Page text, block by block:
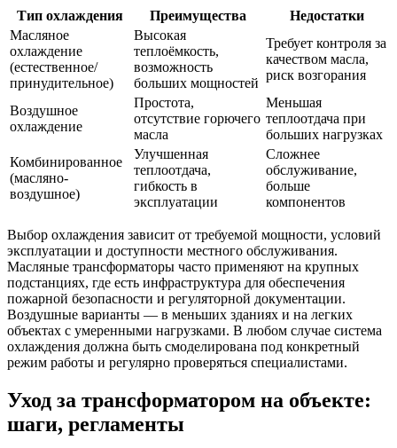
Тип охлаждения Преимущества
Недостатки
Масляное
охлаждение
(естественное/
принудительное)
Высокая
теплоёмкость,
возможность
больших мощностей
Требует контроля за
качеством масла,
риск возгорания
Воздушное
охлаждение
Простота,
отсутствие горючего
масла
Меньшая
теплоотдача при
больших нагрузках
Комбинированное
(масляно-
воздушное)
Улучшенная
теплоотдача,
гибкость в
эксплуатации
Сложнее
обслуживание,
больше
компонентов
Выбор охлаждения зависит от требуемой мощности, условий
эксплуатации и доступности местного обслуживания.
Масляные трансформаторы часто применяют на крупных
подстанциях, где есть инфраструктура для обеспечения
пожарной безопасности и регуляторной документации.
Воздушные варианты — в меньших зданиях и на легких
объектах с умеренными нагрузками. В любом случае система
охлаждения должна быть смоделирована под конкретный
режим работы и регулярно проверяться специалистами.
Уход за трансформатором на объекте:
шаги, регламенты